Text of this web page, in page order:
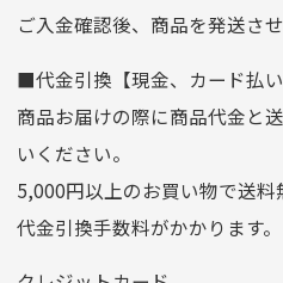
口座番号
0255557
口座名義
株式会社一条
ゆうちょ
ゆうちょ間
記号
14710
ご入金確認後、商品を発送さ
■代金引換【現金、カード払い
商品お届けの際に商品代金と
いください。
5,000円以上のお買い物で送料
代金引換手数料がかかります。